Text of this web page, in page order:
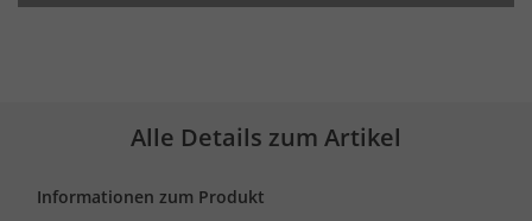
Alle Details zum Artikel
Informationen zum Produkt